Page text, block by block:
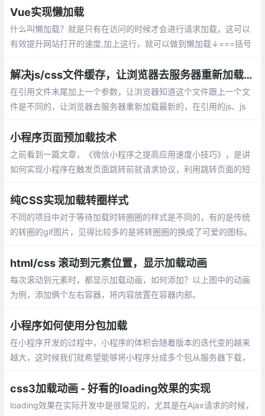
Vue实现懒加载
什么叫懒加载？就是只有在访问的时候才会进行请求加载，这可以
有效提升网站打开的速度,加上这行，就可以做到懒加载↓===括号
解决js/css文件缓存，让浏览器去服务器重新加载最新js/css
在引用文件末尾加上一个参数，让浏览器知道这个文件跟上一个文
件是不同的，让浏览器去服务器重新加载最新的，在引用的js、js
小程序页面预加载技术
之前看到一篇文章，《微信小程序之提高应用速度小技巧》，是讲
如何实现小程序在触发页面跳转前就请求协议，利用跳转页面的短
小程序页面中预加载。这种技术
纯CSS实现加载转圈样式
不同的项目中对于等待加载时转圈圈的样式是不同的，有的是传统
的转圈的gif图片，见得比较多的是将转圈圈的换成了可爱的图标。
要用CSS做一个。
html/css 滚动到元素位置，显示加载动画
每次滚动到元素时，都显示加载动画，如何添加？以上图中的动画
为例，添加俩个左右容器，将内容放置在容器内部。
小程序如何使用分包加载
在小程序开发的过程中，小程序的体积会随着版本的迭代变的越来
越大，这时候我们就希望能够将小程序分成多个包从服务器下载，
css3加载动画 - 好看的loading效果的实现
loading效果在实际开发中是很常见的，尤其是在Ajax请求的时候，